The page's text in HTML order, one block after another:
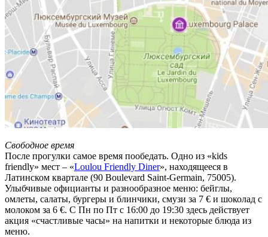
Свободное время
После прогулки самое время пообедать. Одно из «kids
friendly» мест – «Loulou Friendly Diner», находящееся в
Латинском квартале (90 Boulevard Saint-Germain, 75005).
Улыбчивые официанты и разнообразное меню: бейглы,
омлеты, салаты, бургеры и блинчики, смузи за 7 € и шоколад с
молоком за 6 €. С Пн по Пт с 16:00 до 19:30 здесь действует
акция «счастливые часы» на напитки и некоторые блюда из
меню.